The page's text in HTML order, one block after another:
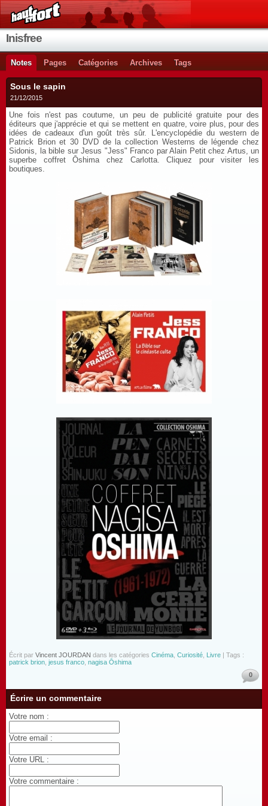
Inisfree
Notes Pages Catégories Archives Tags
Sous le sapin
21/12/2015
Une fois n'est pas coutume, un peu de publicité gratuite pour des
éditeurs que j'apprécie et qui se mettent en quatre, voire plus, pour des
idées de cadeaux d'un goût très sûr. L'encyclopédie du western de
Patrick Brion et 30 DVD de la collection Westerns de légende chez
Sidonis, la bible sur Jesus "Jess" Franco par Alain Petit chez Artus, un
superbe coffret Ōshima chez Carlotta. Cliquez pour visiter les
boutiques.
Écrit par Vincent JOURDAN dans les catégories Cinéma Curiosité Livre | Tags :
patrick brion jesus franco nagisa Ōshima
0
Écrire un commentaire
Votre nom :
Votre email :
Votre URL :
Votre commentaire :